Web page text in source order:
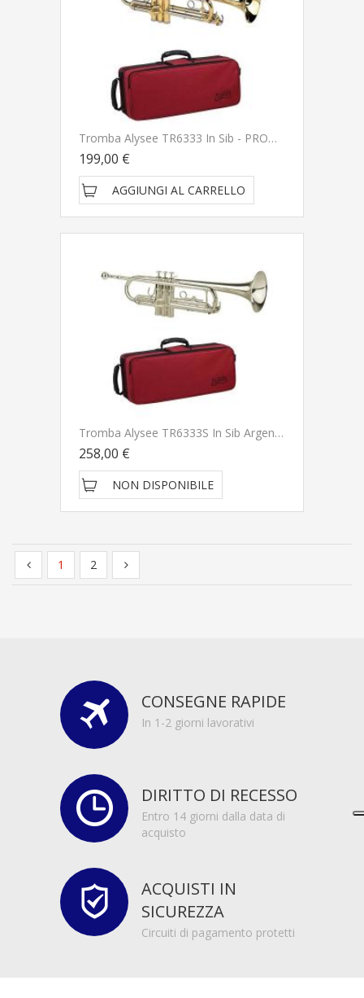
Tromba Alysee TR6333 In Sib - PRONTA CONSEGNA SPEDITA GRATIS
199,00 €
AGGIUNGI AL CARRELLO
Tromba Alysee TR6333S In Sib Argentata - PRONTA CONSEGNA - SPEDITA GRATIS
258,00 €
NON DISPONIBILE
1 2
CONSEGNE RAPIDE
In 1-2 giorni lavorativi
DIRITTO DI RECESSO
Entro 14 giorni dalla data di
acquisto
ACQUISTI IN
SICUREZZA
Circuiti di pagamento protetti